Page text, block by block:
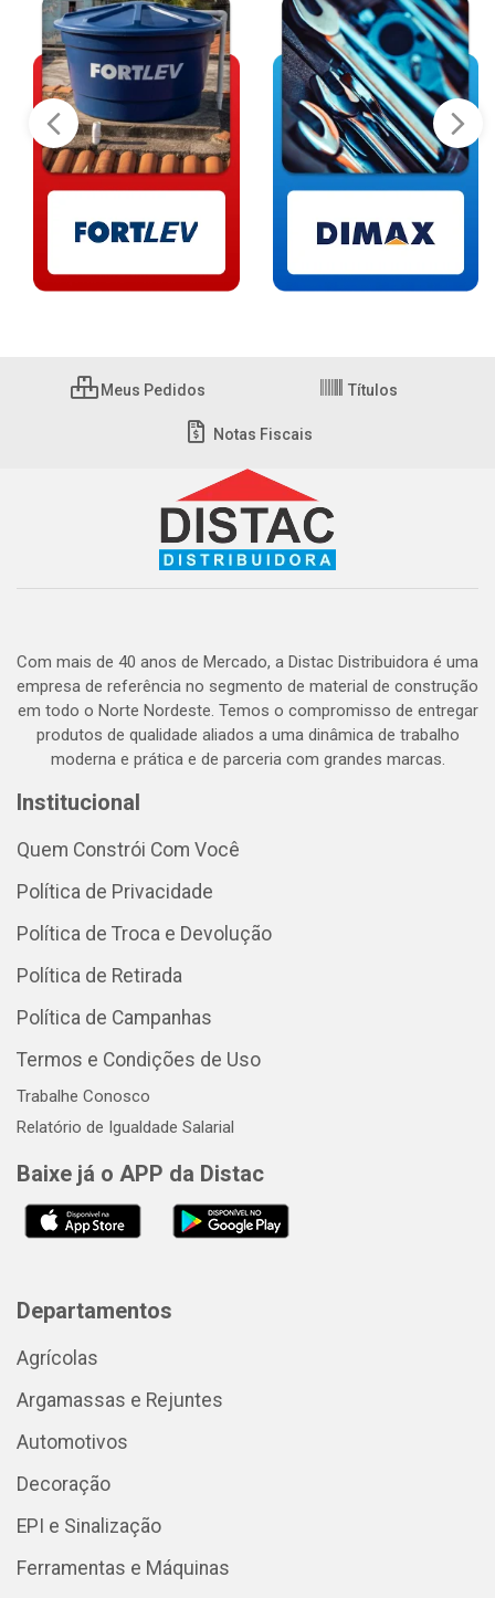
Meus Pedidos Títulos
Notas Fiscais
Com mais de 40 anos de Mercado, a Distac Distribuidora é uma
empresa de referência no segmento de material de construção
em todo o Norte Nordeste. Temos o compromisso de entregar
produtos de qualidade aliados a uma dinâmica de trabalho
moderna e prática e de parceria com grandes marcas.
Institucional
Quem Constrói Com Você
Política de Privacidade
Política de Troca e Devolução
Política de Retirada
Política de Campanhas
Termos e Condições de Uso
Trabalhe Conosco
Relatório de Igualdade Salarial
Baixe já o APP da Distac
Departamentos
Agrícolas
Argamassas e Rejuntes
Automotivos
Decoração
EPI e Sinalização
Ferramentas e Máquinas